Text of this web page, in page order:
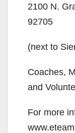
2100 N.
92705
(next to
Coaches,
and
For more